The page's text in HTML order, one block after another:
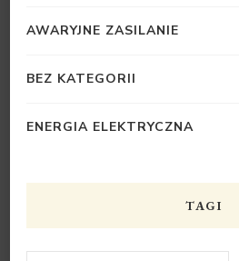
AWARYJNE ZASILANIE
BEZ KATEGORII
ENERGIA ELEKTRYCZNA
TAGI